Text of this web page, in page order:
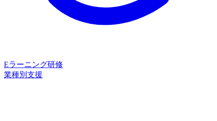
Eラーニング研修
業種別支援